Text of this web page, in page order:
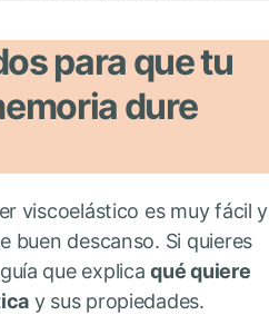
para que tu
dure
viscoelástico es muy fácil y
buen descanso. Si quieres
que explicaqué quiere
y sus propiedades.